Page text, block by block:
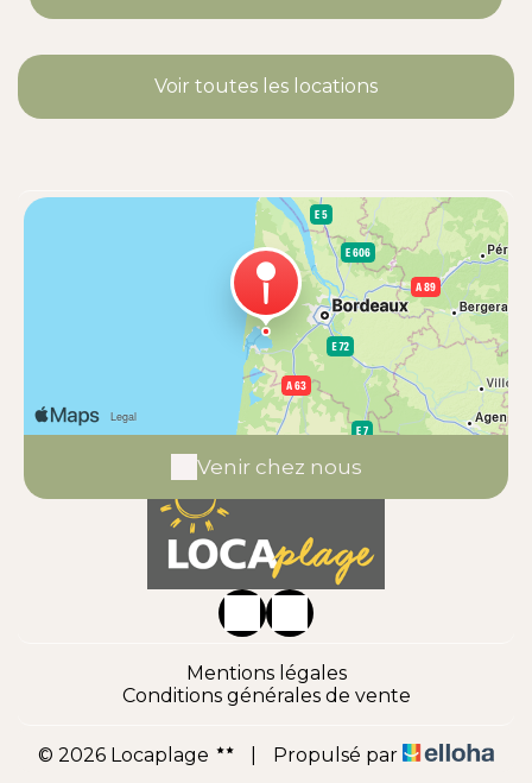
Voir toutes les locations
Venir chez nous
Mentions légales
Conditions générales de vente
© 2026 Locaplage Propulsé par